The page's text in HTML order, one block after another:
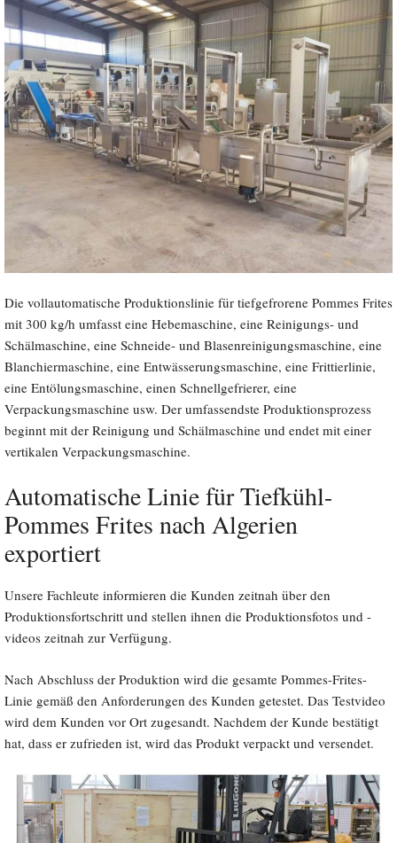
Die vollautomatische Produktionslinie für tiefgefrorene Pommes Frites
mit 300 kg/h umfasst eine Hebemaschine, eine Reinigungs- und
Schälmaschine, eine Schneide- und Blasenreinigungsmaschine, eine
Blanchiermaschine, eine Entwässerungsmaschine, eine Frittierlinie,
eine Entölungsmaschine, einen Schnellgefrierer, eine
Verpackungsmaschine usw. Der umfassendste Produktionsprozess
beginnt mit der Reinigung und Schälmaschine und endet mit einer
vertikalen Verpackungsmaschine.
Automatische Linie für Tiefkühl-
Pommes Frites nach Algerien
exportiert
Unsere Fachleute informieren die Kunden zeitnah über den
Produktionsfortschritt und stellen ihnen die Produktionsfotos und -
videos zeitnah zur Verfügung.
Nach Abschluss der Produktion wird die gesamte Pommes-Frites-
Linie gemäß den Anforderungen des Kunden getestet. Das Testvideo
wird dem Kunden vor Ort zugesandt. Nachdem der Kunde bestätigt
hat, dass er zufrieden ist, wird das Produkt verpackt und versendet.